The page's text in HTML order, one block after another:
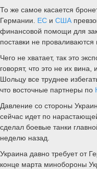
То же самое касается
Германии. ЕС и США
финансовой помощи для
поставки не проваливаются
Чего не хватает, так это
говорят, что это не их
Шольцу все труднее
что восточные партнеры по
Давление со стороны
сейчас идет по
сделал боевые танки
неделю назад.
Украина давно требует от
конце марта минобороны